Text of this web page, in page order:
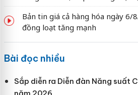
Bản tin giá cả hàng hóa ngày 6/
đồng loạt tăng mạnh
Bài đọc nhiều
Sắp diễn ra Diễn đàn Năng suất